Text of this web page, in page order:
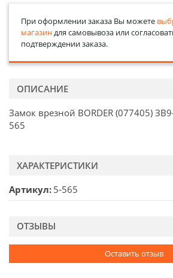
При оформлении заказа Вы можете
магазиндля самовывоза или
подтверждении заказа.
ОПИСАНИЕ
Замок врезной BORDER (077405)
565
ХАРАКТЕРИСТИКИ
Артикул 5-565
ОТЗЫВЫ
Оставить отзыв